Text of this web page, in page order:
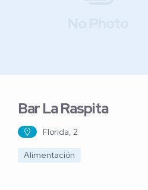
Bar La Raspita
Florida, 2
Alimentación